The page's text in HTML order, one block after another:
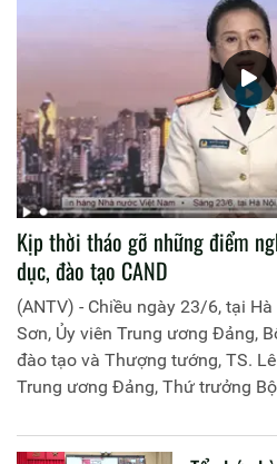
Kịp thời tháo gỡ những điểm
dục, đào tạo CAND
(ANTV) - Chiều ngày 23/6, tại
Sơn, Ủy viên Trung ương Đảng,
đào tạo và Thượng tướng, TS.
Trung ương Đảng, Thứ trưởng
liên quan đến công tác giáo dục